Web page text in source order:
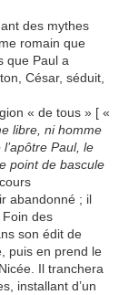
des mythes
romain que
que Paul a
César, séduit,
« de tous » [ «
libre, ni homme
Paul, le
point de bascule
abandonné ; il
des
son édit de
puis en prend le
Il tranchera
installant d’un